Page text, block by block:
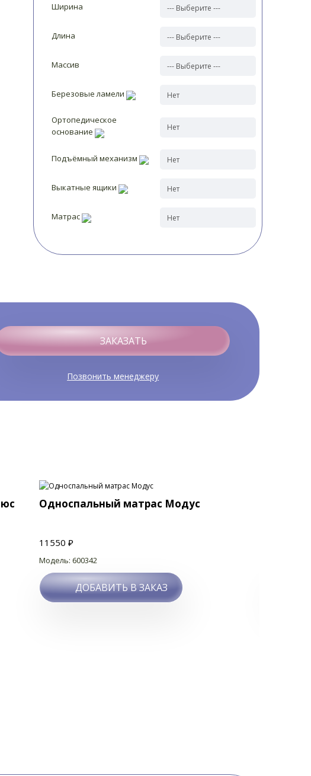
Ширина
Длина
Массив
Березовые ламели
Ортопедическое
основание
Подъёмный механизм
Выкатные ящики
Матрас
ЗАКАЗАТЬ
Позвонить менеджеру
Односпальный матрас Модус
11550 ₽
Модель: 600342
ДОБАВИТЬ В ЗАКАЗ